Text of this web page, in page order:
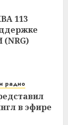
113
радио
в эфире